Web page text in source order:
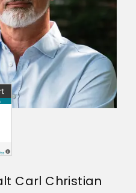
Carl Christian